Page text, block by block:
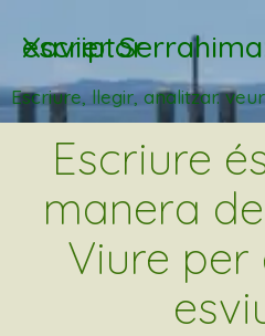
Xavier Serrahima: escriptor
Escriure, llegir, analitzar.
Escriure
manera
Viure per